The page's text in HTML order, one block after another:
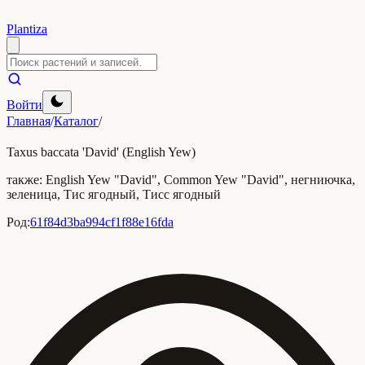
Plantiza
Войти
Главная/Каталог/
Taxus baccata 'David' (English Yew)
также: English Yew "David", Common Yew "David", негниючка,
зеленица, Тис ягодный, Тисс ягодный
Род:61f84d3ba994cf1f88e16fda